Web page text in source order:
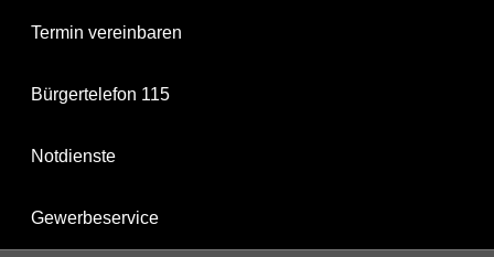
Termin vereinbaren
Bürgertelefon 115
Notdienste
Gewerbeservice